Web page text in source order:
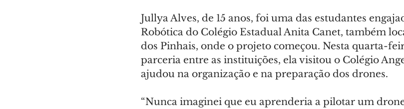
Jullya Alves, de 15 anos, foi uma das estudantes
Robótica do Colégio Estadual Anita Canet, também
dos Pinhais, onde o projeto começou. Nesta quarta-
parceria entre as instituições, ela visitou o Colégio
ajudou na organização e na preparação dos drones.
“Nunca imaginei que eu aprenderia a pilotar um